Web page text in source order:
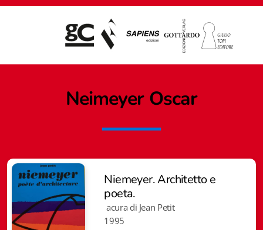
Neimeyer Oscar
Niemeyer. Architetto e
poeta.
acura di Jean Petit
1995